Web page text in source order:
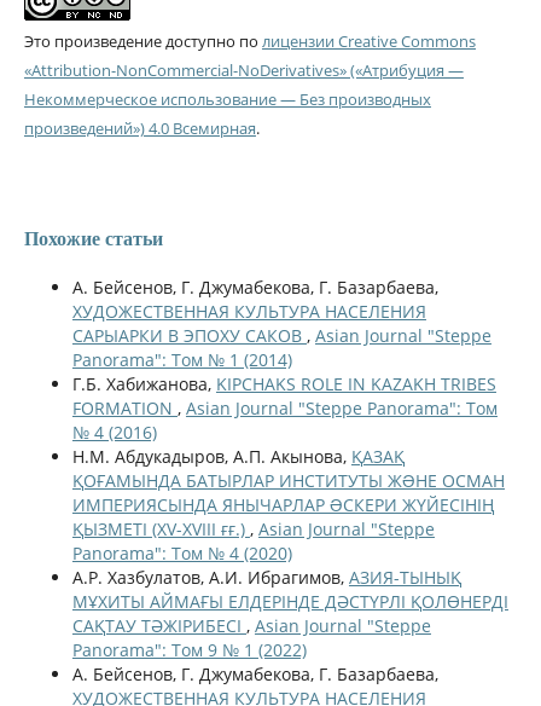
Это произведение доступно по лицензии Creative Commons
«Attribution-NonCommercial-NoDerivatives» («Атрибуция —
Некоммерческое использование — Без производных
произведений») 4.0 Всемирная.
Похожие статьи
A. Бейсенов, Г. Джумабекова, Г. Базарбаева,
ХУДОЖЕСТВЕННАЯ КУЛЬТУРА НАСЕЛЕНИЯ
САРЫАРКИ В ЭПОХУ САКОВ , Asian Journal "Steppe
Panorama": Том № 1 (2014)
Г.Б. Хабижанова, KIPCHAKS ROLE IN KAZAKH TRIBES
FORMATION , Asian Journal "Steppe Panorama": Том
№ 4 (2016)
Н.М. Абдукадыров, А.П. Акынова, ҚАЗАҚ
ҚОҒАМЫНДА БАТЫРЛАР ИНСТИТУТЫ ЖƏНЕ ОСМАН
ИМПЕРИЯСЫНДА ЯНЫЧАРЛАР ƏСКЕРИ ЖҮЙЕСІНІҢ
ҚЫЗМЕТІ (XV-XVIII ғғ.) , Asian Journal "Steppe
Panorama": Том № 4 (2020)
А.Р. Хазбулатов, А.И. Ибрагимов, АЗИЯ-ТЫНЫҚ
МҰХИТЫ АЙМАҒЫ ЕЛДЕРІНДЕ ДӘСТҮРЛІ ҚОЛӨНЕРДІ
САҚТАУ ТӘЖІРИБЕСІ , Asian Journal "Steppe
Panorama": Том 9 № 1 (2022)
А. Бейсенов, Г. Джумабекова, Г. Базарбаева,
ХУДОЖЕСТВЕННАЯ КУЛЬТУРА НАСЕЛЕНИЯ